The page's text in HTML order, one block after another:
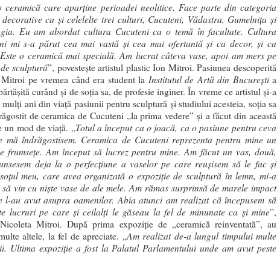
ceramică care aparţine perioadei neolitice. Face parte din categoria
ca şi celelelte trei culturi, Cucuteni, Vădastra, Gumelniţa şi
Eu am abordat cultura Cucuteni ca o temă în facultate. Cultura
mi s-a părut cea mai vastă şi cea mai ofertantă şi ca decor, şi ca
o ceramică mai specială. Am lucrat câteva vase, apoi am mers pe
sculptură”, povesteşte artistul plastic Ion Mitroi. Pasiunea descoperită
pe vremea când era student la Institutul de Artă din Bucureştia
curând şi de soţia sa, de profesie inginer. În vreme ce artistul şi-a
mulţi ani din viaţă pasiunii pentru sculptură și studiului acesteia, soţia sa
de ceramica de Cucuteni „la prima vedere” și a făcut din această
un mod de viaţă. „Totul a început ca o joacă, ca o pasiune pentru ceva
mă îndrăgostisem. Ceramica de Cucuteni reprezenta pentru mine un
frumseţe. Am început să lucrez pentru mine. Am făcut un vas, două,
deja la o perfecţiune a vaselor pe care reuşisem să le fac şi
meu, care avea organizată o expoziţie de sculptură în lemn, mi-a
vin cu nişte vase de ale mele. Am rămas surprinsă de marele impact
l-au avut asupra oamenilor. Abia atunci am realizat că începusem să
lucruri pe care şi ceilalţi le găseau la fel de minunate ca şi mine”,
Mitroi. După prima expoziţie de „ceramică reinventată”, au
altele, la fel de apreciate. „Am realizat de-a lungul timpului multe
Ultima expoziţie a fost la Palatul Parlamentului unde am avut peste